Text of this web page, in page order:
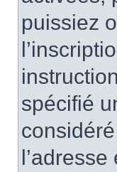
puissiez
spécifié